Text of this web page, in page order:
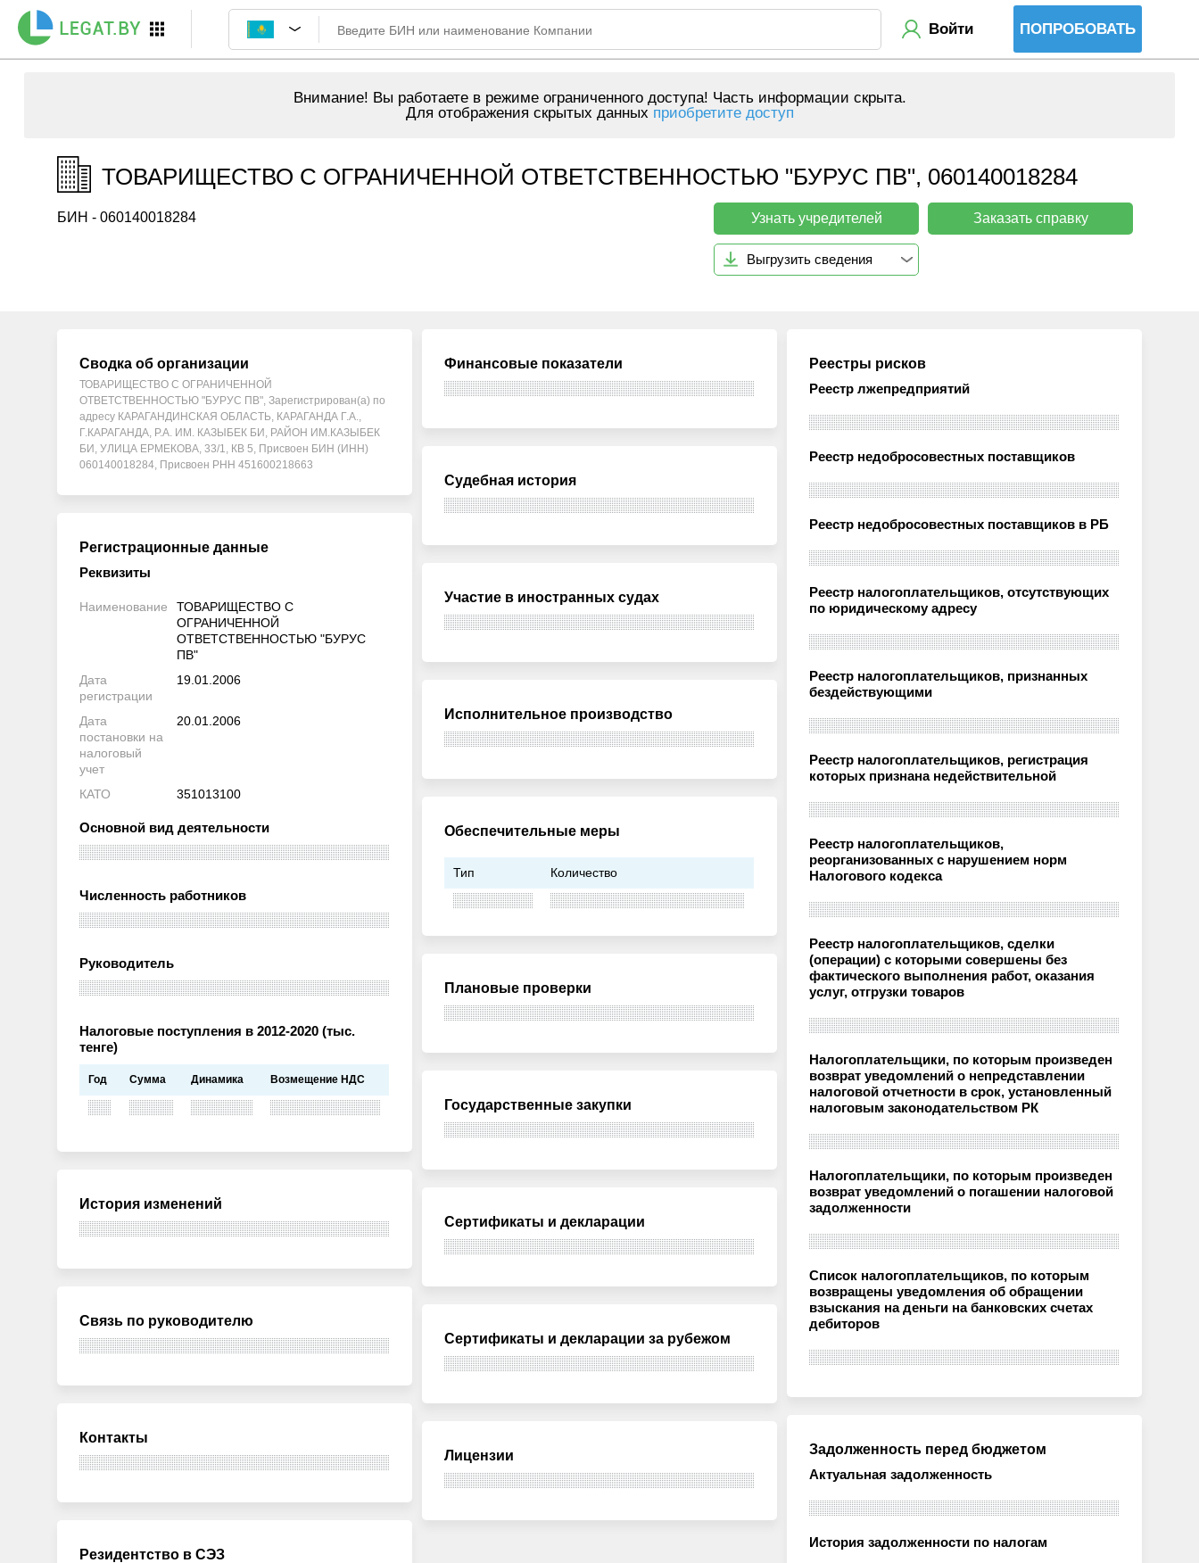
Войти ПОПРОБОВАТЬ
Внимание! Вы работаете в режиме ограниченного доступа! Часть информации скрыта.
Для отображения скрытых данных приобретите доступ
ТОВАРИЩЕСТВО С ОГРАНИЧЕННОЙ ОТВЕТСТВЕННОСТЬЮ "БУРУС ПВ", 060140018284
БИН - 060140018284 Узнать учредителей Заказать справку
Выгрузить сведения
Сводка об организации
ТОВАРИЩЕСТВО С ОГРАНИЧЕННОЙ
ОТВЕТСТВЕННОСТЬЮ "БУРУС ПВ", Зарегистрирован(а) по
адресу КАРАГАНДИНСКАЯ ОБЛАСТЬ, КАРАГАНДА Г.А.,
Г.КАРАГАНДА, Р.А. ИМ. КАЗЫБЕК БИ, РАЙОН ИМ.КАЗЫБЕК
БИ, УЛИЦА ЕРМЕКОВА, 33/1, КВ 5, Присвоен БИН (ИНН)
060140018284, Присвоен РНН 451600218663
Регистрационные данные
Реквизиты
Наименование
ТОВАРИЩЕСТВО С
ОГРАНИЧЕННОЙ
ОТВЕТСТВЕННОСТЬЮ "БУРУС
ПВ"
Дата
регистрации
19.01.2006
Дата
постановки на
налоговый
учет
20.01.2006
КАТО 351013100
Основной вид деятельности
Численность работников
Руководитель
Налоговые поступления в 2012-2020 (тыс.
тенге)
Год Сумма Динамика Возмещение НДС
История изменений
Связь по руководителю
Контакты
Резидентство в СЭЗ
Финансовые показатели
Судебная история
Участие в иностранных судах
Исполнительное производство
Обеспечительные меры
Тип Количество
Плановые проверки
Государственные закупки
Сертификаты и декларации
Сертификаты и декларации за рубежом
Лицензии
Реестры рисков
Реестр лжепредприятий
Реестр недобросовестных поставщиков
Реестр недобросовестных поставщиков в РБ
Реестр налогоплательщиков, отсутствующих
по юридическому адресу
Реестр налогоплательщиков, признанных
бездействующими
Реестр налогоплательщиков, регистрация
которых признана недействительной
Реестр налогоплательщиков,
реорганизованных с нарушением норм
Налогового кодекса
Реестр налогоплательщиков, сделки
(операции) с которыми совершены без
фактического выполнения работ, оказания
услуг, отгрузки товаров
Налогоплательщики, по которым произведен
возврат уведомлений о непредставлении
налоговой отчетности в срок, установленный
налоговым законодательством РК
Налогоплательщики, по которым произведен
возврат уведомлений о погашении налоговой
задолженности
Список налогоплательщиков, по которым
возвращены уведомления об обращении
взыскания на деньги на банковских счетах
дебиторов
Задолженность перед бюджетом
Актуальная задолженность
История задолженности по налогам